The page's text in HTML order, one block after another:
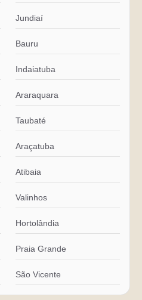
Jundiaí
Bauru
Indaiatuba
Araraquara
Taubaté
Araçatuba
Atibaia
Valinhos
Hortolândia
Praia Grande
São Vicente